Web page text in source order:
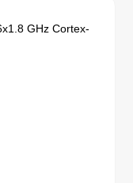
GHz Cortex-